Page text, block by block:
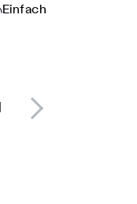
Einfach